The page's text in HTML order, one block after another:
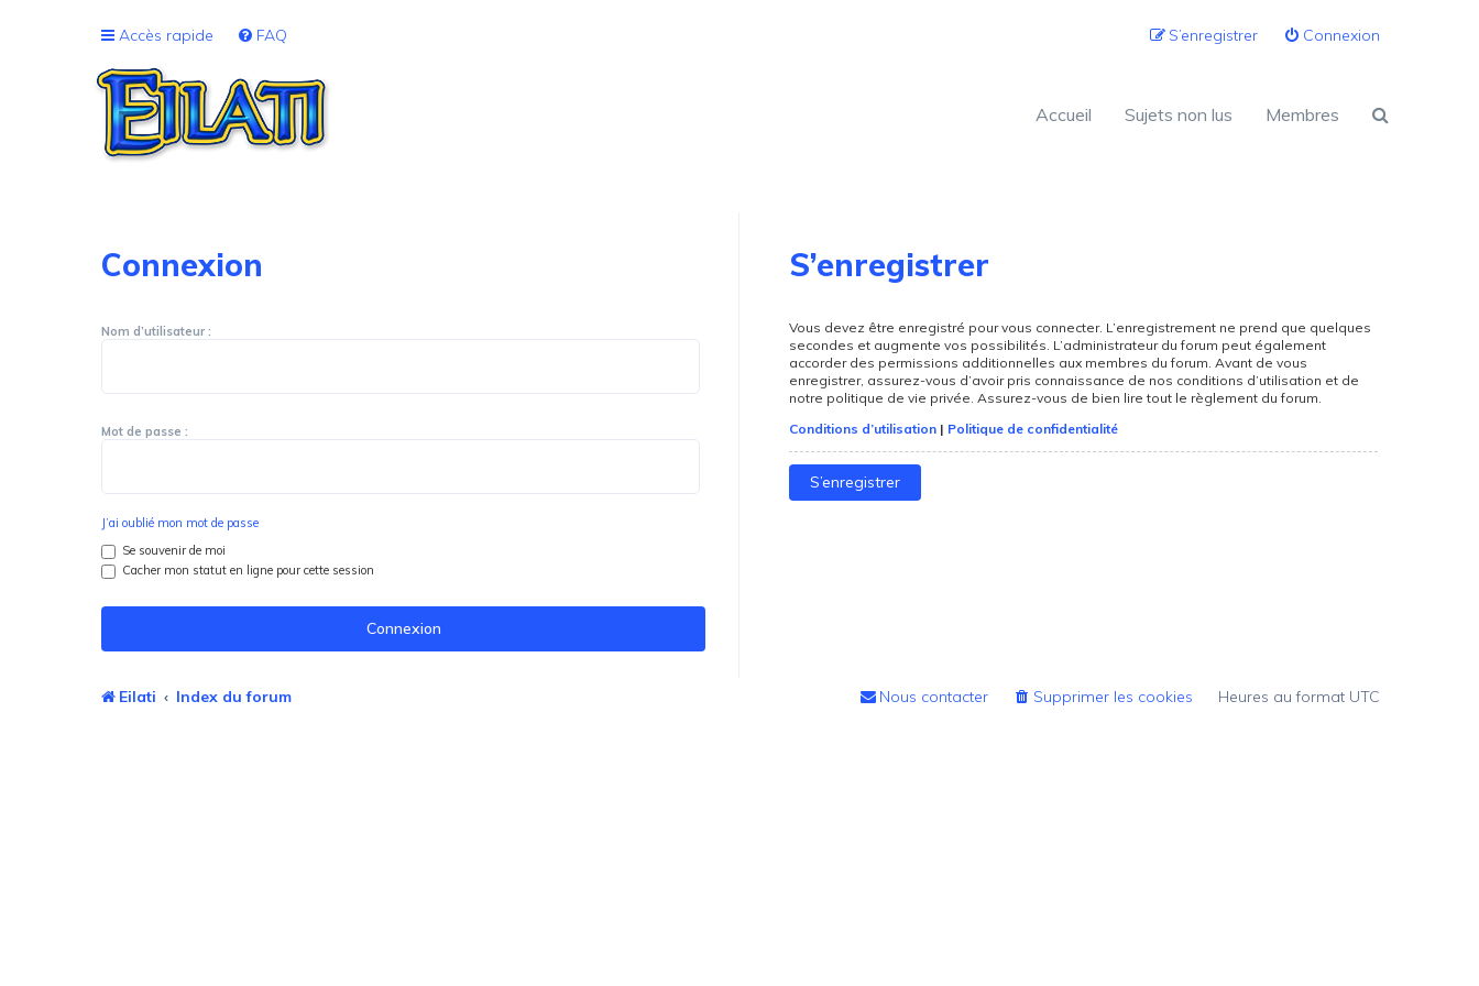
Accès rapide FAQ Connexion
S’enregistrer
Accueil Sujets non lus Membres
Connexion
Nom d’utilisateur :
Mot de passe :
J’ai oublié mon mot de passe
Se souvenir de moi
Cacher mon statut en ligne pour cette session
S’enregistrer
Vous devez être enregistré pour vous connecter. L’enregistrement ne prend que quelques
secondes et augmente vos possibilités. L’administrateur du forum peut également
accorder des permissions additionnelles aux membres du forum. Avant de vous
enregistrer, assurez-vous d’avoir pris connaissance de nos conditions d’utilisation et de
notre politique de vie privée. Assurez-vous de bien lire tout le règlement du forum.
Conditions d’utilisation | Politique de confidentialité
S’enregistrer
Eilati Index du forum Heures au format UTC
Supprimer les cookies
Nous contacter